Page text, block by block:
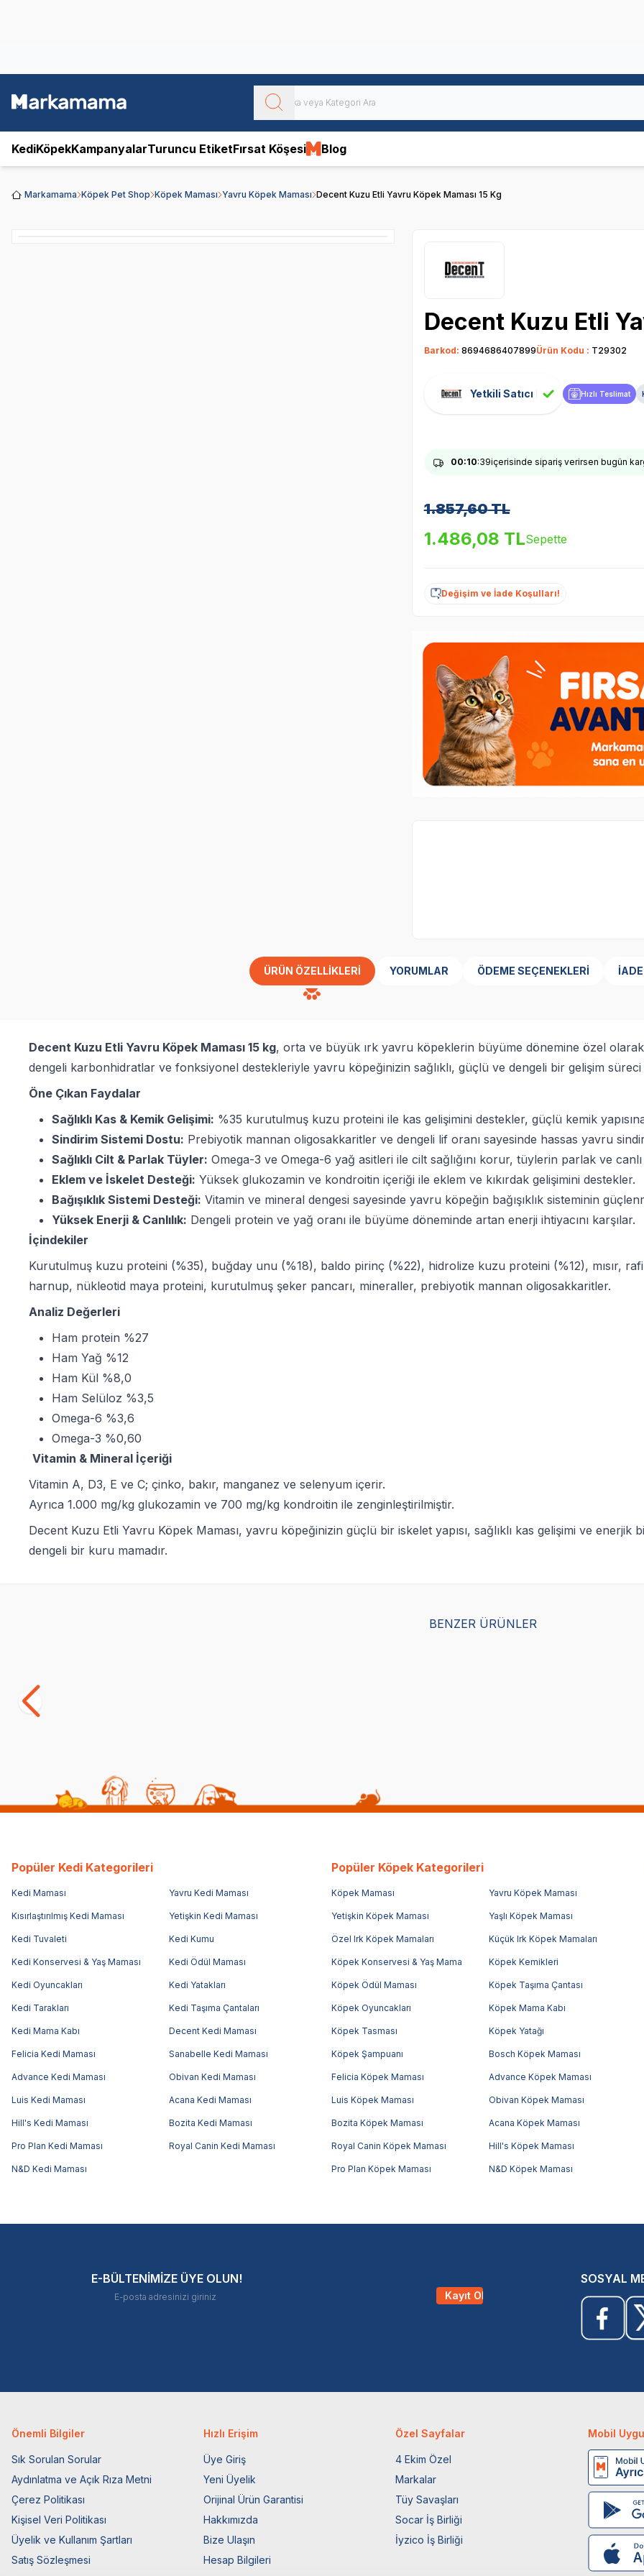
KediKöpekKampanyalarTuruncu EtiketFırsat Köşesi Blog
Markamama Köpek Pet Shop Köpek Maması Yavru Köpek Maması Decent Kuzu Etli Yavru Köpek Maması 15 Kg
Decent Kuzu Etli
Barkod: 8694686407899Ürün Kodu : T29302
Yetkili Satıcı Hızlı Teslimat
00:10:38içerisinde sipariş verirsen bugün
1.857,60TL
1.486,08 TLSepette
Değişim ve İade Koşulları!
ÜRÜN ÖZELLIKLERI YORUMLAR ÖDEME SEÇENEKLERI
Decent Kuzu Etli Yavru Köpek Maması 15 kg, orta ve büyük ırk yavru köpeklerin büyüme dönemine özel
dengeli karbonhidratlar ve fonksiyonel destekleriyle yavru köpeğinizin sağlıklı, güçlü ve dengeli bir gelişim süreci
Öne Çıkan Faydalar
Sağlıklı Kas & Kemik Gelişimi: %35 kurutulmuş kuzu proteini ile kas gelişimini destekler, güçlü kemik
Sindirim Sistemi Dostu: Prebiyotik mannan oligosakkaritler ve dengeli lif oranı sayesinde hassas yavru
Sağlıklı Cilt & Parlak Tüyler: Omega-3 ve Omega-6 yağ asitleri ile cilt sağlığını korur, tüylerin parlak ve canlı
Eklem ve İskelet Desteği: Yüksek glukozamin ve kondroitin içeriği ile eklem ve kıkırdak gelişimini destekler.
Bağışıklık Sistemi Desteği: Vitamin ve mineral dengesi sayesinde yavru köpeğin bağışıklık sisteminin
Yüksek Enerji & Canlılık: Dengeli protein ve yağ oranı ile büyüme döneminde artan enerji ihtiyacını karşılar.
İçindekiler
Kurutulmuş kuzu proteini (%35), buğday unu (%18), baldo pirinç (%22), hidrolize kuzu proteini (%12), mısır,
harnup, nükleotid maya proteini, kurutulmuş şeker pancarı, mineraller, prebiyotik mannan oligosakkaritler.
Analiz Değerleri
Ham protein %27
Ham Yağ %12
Ham Kül %8,0
Ham Selüloz %3,5
Omega-6 %3,6
Omega-3 %0,60
Vitamin & Mineral İçeriği
Vitamin A, D3, E ve C; çinko, bakır, manganez ve selenyum içerir.
Ayrıca 1.000 mg/kg glukozamin ve 700 mg/kg kondroitin ile zenginleştirilmiştir.
Decent Kuzu Etli Yavru Köpek Maması, yavru köpeğinizin güçlü bir iskelet yapısı, sağlıklı kas gelişimi ve enerjik
dengeli bir kuru mamadır.
BENZER ÜRÜNLER
4.389,00
Popüler Kedi Kategorileri
Kedi Maması Yavru Kedi Maması
Kısırlaştırılmış Kedi Maması Yetişkin Kedi Maması
Kedi Tuvaleti Kedi Kumu
Kedi Konservesi & Yaş Maması Kedi Ödül Maması
Kedi Oyuncakları Kedi Yatakları
Kedi Tarakları Kedi Taşıma Çantaları
Kedi Mama Kabı Decent Kedi Maması
Felicia Kedi Maması Sanabelle Kedi Maması
Advance Kedi Maması Obivan Kedi Maması
Luis Kedi Maması Acana Kedi Maması
Hill's Kedi Maması Bozita Kedi Maması
Pro Plan Kedi Maması Royal Canin Kedi Maması
N&D Kedi Maması
Popüler Köpek Kategorileri
Köpek Maması Yavru Köpek Maması
Yetişkin Köpek Maması Yaşlı Köpek Maması
Özel Irk Köpek Mamaları Küçük Irk Köpek Mamaları
Köpek Konservesi & Yaş Mama Köpek Kemikleri
Köpek Ödül Maması Köpek Taşıma Çantası
Köpek Oyuncakları Köpek Mama Kabı
Köpek Tasması Köpek Yatağı
Köpek Şampuanı Bosch Köpek Maması
Felicia Köpek Maması Advance Köpek Maması
Luis Köpek Maması Obivan Köpek Maması
Bozita Köpek Maması Acana Köpek Maması
Royal Canin Köpek Maması Hill's Köpek Maması
Pro Plan Köpek Maması N&D Köpek Maması
E-BÜLTENİMİZE ÜYE OLUN!
Kayıt Ol
SOSYAL
Önemli Bilgiler
Sık Sorulan Sorular
Aydınlatma ve Açık Rıza Metni
Çerez Politikası
Kişisel Veri Politikası
Üyelik ve Kullanım Şartları
Satış Sözleşmesi
Hızlı Erişim
Üye Giriş
Yeni Üyelik
Orijinal Ürün Garantisi
Hakkımızda
Bize Ulaşın
Hesap Bilgileri
Özel Sayfalar
4 Ekim Özel
Markalar
Tüy Savaşları
Socar İş Birliği
İyzico İş Birliği
Mobil